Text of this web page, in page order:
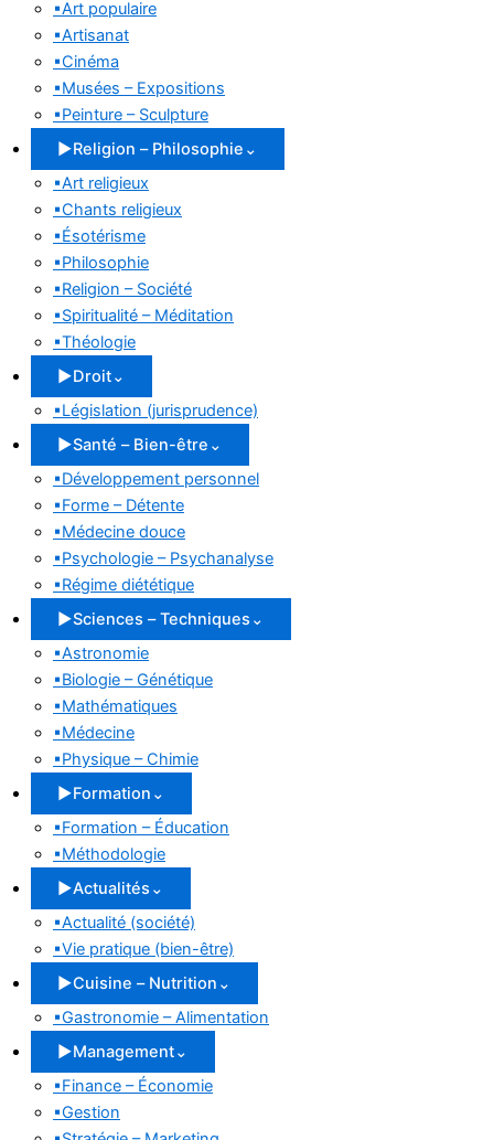
▪Art populaire
▪Artisanat
▪Cinéma
▪Musées – Expositions
▪Peinture – Sculpture
▶Religion – Philosophie ⌄
▪Art religieux
▪Chants religieux
▪Ésotérisme
▪Philosophie
▪Religion – Société
▪Spiritualité – Méditation
▪Théologie
▶Droit⌄
▪Législation (jurisprudence)
▶Santé – Bien-être ⌄
▪Développement personnel
▪Forme – Détente
▪Médecine douce
▪Psychologie – Psychanalyse
▪Régime diététique
▶Sciences – Techniques ⌄
▪Astronomie
▪Biologie – Génétique
▪Mathématiques
▪Médecine
▪Physique – Chimie
▶Formation ⌄
▪Formation – Éducation
▪Méthodologie
▶Actualités ⌄
▪Actualité (société)
▪Vie pratique (bien-être)
▶Cuisine – Nutrition ⌄
▪Gastronomie – Alimentation
▶Management⌄
▪Finance – Économie
▪Gestion